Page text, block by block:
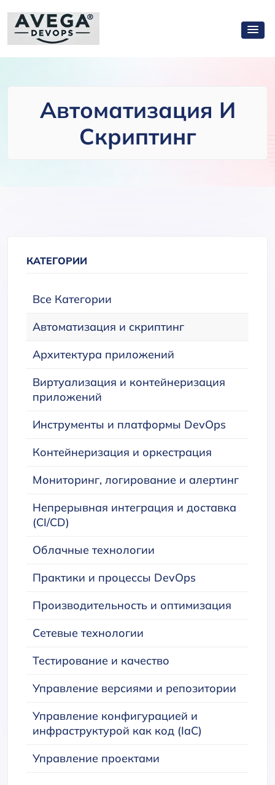
Автоматизация И
Скриптинг
КАТЕГОРИИ
Все Категории
Автоматизация и скриптинг
Архитектура приложений
Виртуализация и контейнеризация
приложений
Инструменты и платформы DevOps
Контейнеризация и оркестрация
Мониторинг, логирование и алертинг
Непрерывная интеграция и доставка
(CI/CD)
Облачные технологии
Практики и процессы DevOps
Производительность и оптимизация
Сетевые технологии
Тестирование и качество
Управление версиями и репозитории
Управление конфигурацией и
инфраструктурой как код (IaC)
Управление проектами